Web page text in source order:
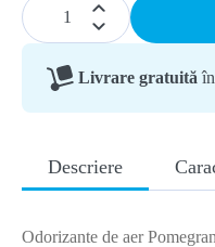
Livrare gratuită
Descriere
Odorizante de aer